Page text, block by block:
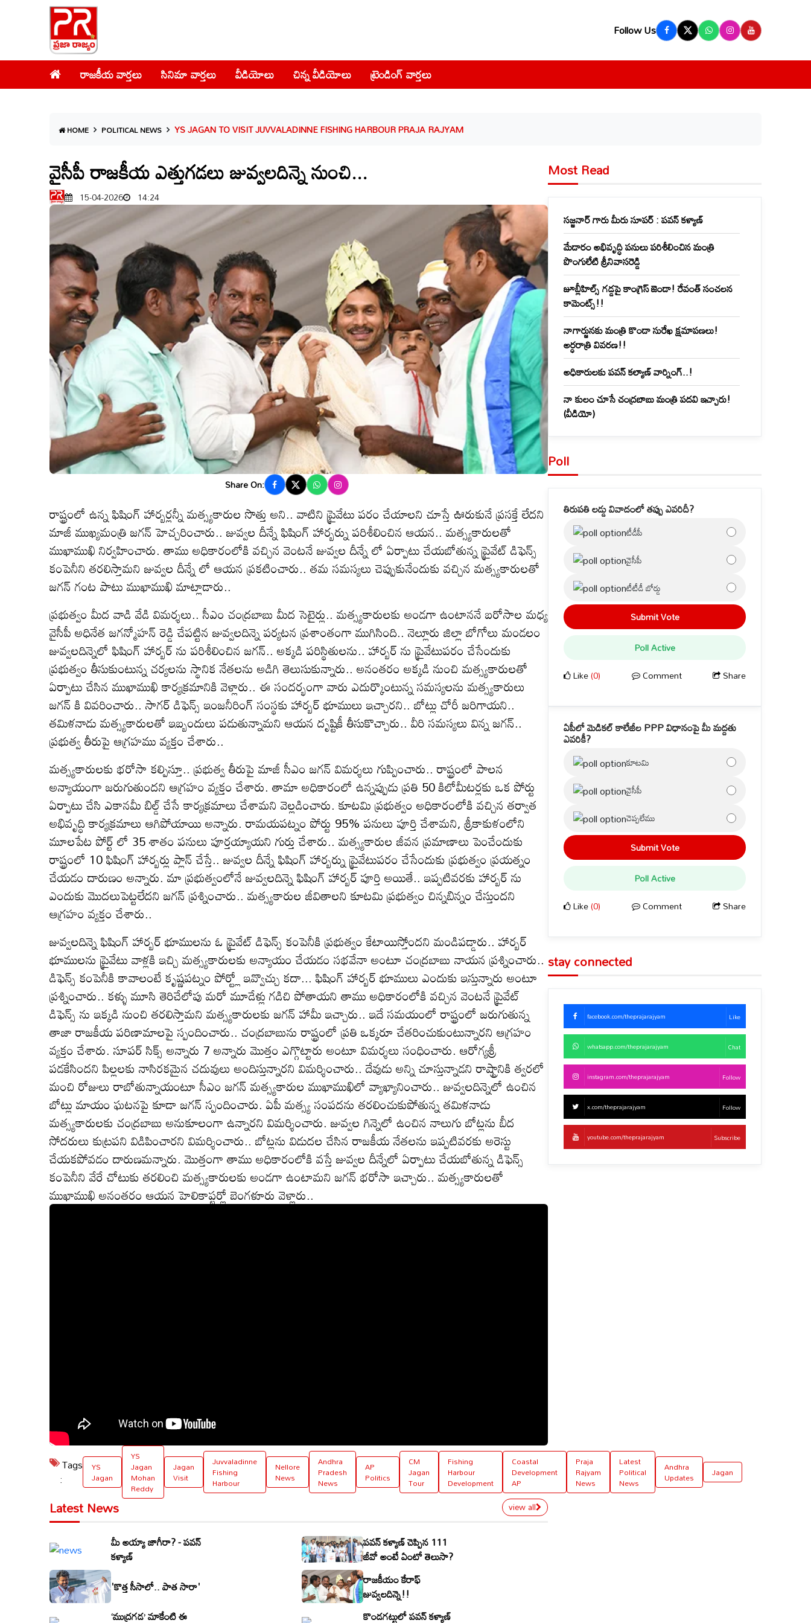
Follow Us
రాజకీయ వార్తలు సినిమా వార్తలు వీడియోలు చిన్న వీడియోలు ట్రెండింగ్ వార్తలు
HOME POLITICAL NEWS YS JAGAN TO VISIT JUVVALADINNE FISHING HARBOUR PRAJA RAJYAM
వైసీపీ రాజకీయ ఎత్తుగడలు జువ్వలదిన్నె నుంచి...
15-04-2026 14:24
Share On:
రాష్ట్రంలో ఉన్న ఫిషింగ్ హార్బర్లన్నీ మత్స్యకారుల సొత్తు అని.. వాటిని ప్రైవేటు పరం చేయాలని చూస్తే ఊరుకునే ప్రసక్తే లేదని
మాజీ ముఖ్యమంత్రి జగన్ హెచ్చరించారు.. జువ్వల దీన్నే ఫిషింగ్ హార్బర్ను పరిశీలించిన ఆయన.. మత్స్యకారులతో
ముఖాముఖి నిర్వహించారు. తాము అధికారంలోకి వచ్చిన వెంటనే జువ్వల దీన్నే లో ఏర్పాటు చేయబోతున్న ప్రైవేట్ డిఫెన్స్
కంపెనీని తరలిస్తామని జువ్వల దీన్నే లో ఆయన ప్రకటించారు.. తమ సమస్యలు చెప్పుకునేందుకు వచ్చిన మత్స్యకారులతో
జగన్ గంట పాటు ముఖాముఖి మాట్లాడారు..
ప్రభుత్వం మీద వాడి వేడి విమర్శలు.. సీఎం చంద్రబాబు మీద సెటైర్లు.. మత్స్యకారులకు అండగా ఉంటాననే బరోసాల మధ్య
వైసీపీ అధినేత జగన్మోహన్ రెడ్డి చేపట్టిన జువ్వలదిన్నె పర్యటన ప్రశాంతంగా ముగిసింది.. నెల్లూరు జిల్లా బోగోలు మండలం
జువ్వలదిన్నెలో ఫిషింగ్ హార్బర్ ను పరిశీలించిన జగన్.. అక్కడి పరిస్థితులను.. హార్బర్ ను ప్రైవేటుపరం చేసేందుకు
ప్రభుత్వం తీసుకుంటున్న చర్యలను స్థానిక నేతలను అడిగి తెలుసుకున్నారు.. అనంతరం అక్కడి నుంచి మత్స్యకారులతో
ఏర్పాటు చేసిన ముఖాముఖి కార్యక్రమానికి వెళ్లారు.. ఈ సందర్భంగా వారు ఎదుర్కొంటున్న సమస్యలను మత్స్యకారులు
జగన్ కి వివరించారు.. సాగర్ డిఫెన్స్ ఇంజనీరింగ్ సంస్థకు హార్బర్ భూములు ఇచ్చారని.. బోట్లు చోరీ జరిగాయని..
తమిళనాడు మత్స్యకారులతో ఇబ్బందులు పడుతున్నామని ఆయన దృష్టికీ తీసుకొచ్చారు.. వీరి సమస్యలు విన్న జగన్..
ప్రభుత్వ తీరుపై ఆగ్రహము వ్యక్తం చేశారు..
మత్స్యకారులకు భరోసా కల్పిస్తూ.. ప్రభుత్వ తీరుపై మాజీ సీఎం జగన్ విమర్శలు గుప్పించారు.. రాష్ట్రంలో పాలన
అన్యాయంగా జరుగుతుందని ఆగ్రహం వ్యక్తం చేశారు. తామా అధికారంలో ఉన్నప్పుడు ప్రతి 50 కిలోమీటర్లకు ఒక పోర్టు
ఏర్పాటు చేసి ఎకానమీ బిల్డ్ చేసే కార్యక్రమాలు చేశామని వెల్లడించారు. కూటమి ప్రభుత్వం అధికారంలోకి వచ్చిన తర్వాత
అభివృద్ధి కార్యక్రమాలు ఆగిపోయాయి అన్నారు. రామయపట్నం పోర్టు 95% పనులు పూర్తి చేశామని, శ్రీకాకుళంలోని
మూలపేట పోర్ట్ లో 35 శాతం పనులు పూర్తయ్యాయని గుర్తు చేశారు.. మత్స్యకారుల జీవన ప్రమాణాలు పెంచేందుకు
రాష్ట్రంలో 10 ఫిషింగ్ హార్బర్లు ప్లాన్ చేస్తే.. జువ్వల దీన్నే ఫిషింగ్ హార్బర్ను ప్రైవేటుపరం చేసేందుకు ప్రభుత్వం ప్రయత్నం
చేయడం దారుణం అన్నారు. మా ప్రభుత్వంలోనే జువ్వలదిన్నె ఫిషింగ్ హార్బర్ పూర్తి అయితే.. ఇప్పటివరకు హార్బర్ ను
ఎందుకు మొదలుపెట్టలేదని జగన్ ప్రశ్నించారు.. మత్స్యకారుల జీవితాలని కూటమి ప్రభుత్వం చిన్నబిన్నం చేస్తుందని
ఆగ్రహం వ్యక్తం చేశారు..
జువ్వలదిన్నె ఫిషింగ్ హార్బర్ భూములను ఓ ప్రైవేట్ డిఫెన్స్ కంపెనీకి ప్రభుత్వం కేటాయిస్తోందని మండిపడ్డారు.. హార్బర్
భూములను ప్రైవేటు వాళ్లకి ఇచ్చి మత్స్యకారులకు అన్యాయం చేయడం సభవేనా అంటూ చంద్రబాబు నాయన ప్రశ్నించారు..
డిఫెన్స్ కంపెనీకి కావాలంటే కృష్ణపట్నం పోర్ట్లో ఇవ్వొచ్చు కదా... ఫిషింగ్ హార్బర్ భూములు ఎందుకు ఇస్తున్నారు అంటూ
ప్రశ్నించారు.. కళ్ళు మూసి తెరిచేలోపు మరో మూడేళ్లు గడిచి పోతాయని తాము అధికారంలోకి వచ్చిన వెంటనే ప్రైవేట్
డిఫెన్స్ ను ఇక్కడి నుంచి తరలిస్తామని మత్స్యకారులకు జగన్ హామీ ఇచ్చారు.. ఇదే సమయంలో రాష్ట్రంలో జరుగుతున్న
తాజా రాజకీయ పరిణామాలపై స్పందించారు.. చంద్రబాబును రాష్ట్రంలో ప్రతి ఒక్కరూ చేతరించుకుంటున్నారని ఆగ్రహం
వ్యక్తం చేశారు. సూపర్ సిక్స్ అన్నారు 7 అన్నారు మొత్తం ఎగ్గొట్టారు అంటూ విమర్శలు సంధించారు. ఆరోగ్యశ్రీ
పడకేసిందని పిల్లలకు నాసిరకమైన చదువులు అందిస్తున్నారని విమర్శించారు.. దేవుడు అన్ని చూస్తున్నాడని రాష్ట్రానికి త్వరలో
మంచి రోజులు రాబోతున్నాయంటూ సీఎం జగన్ మత్స్యకారుల ముఖాముఖిలో వ్యాఖ్యానించారు.. జువ్వలదిన్నెలో ఉంచిన
బోట్లు మాయం ఘటనపై కూడా జగన్ స్పందించారు. ఏపీ మత్స్య సంపదను తరలించుకుపోతున్న తమిళనాడు
మత్స్యకారులకు చంద్రబాబు అనుకూలంగా ఉన్నారని విమర్శించారు. జువ్వల గిన్నెలో ఉంచిన నాలుగు బోట్లను బీద
సోదరులు కుట్రపని విడిపించారని విమర్శించారు.. బోట్లను విడుదల చేసిన రాజకీయ నేతలను ఇప్పటివరకు అరెస్టు
చేయకపోవడం దారుణమన్నారు. మొత్తంగా తాము అధికారంలోకి వస్తే జువ్వల దీన్నేలో ఏర్పాటు చేయబోతున్న డిఫెన్స్
కంపెనీని వేరే చోటుకు తరలించి మత్స్యకారులకు అండగా ఉంటామని జగన్ భరోసా ఇచ్చారు.. మత్స్యకారులతో
ముఖాముఖి అనంతరం ఆయన హెలికాప్టర్లో బెంగళూరు వెళ్లారు..
Tags
:
YS
Jagan
YS
Jagan
Mohan
Reddy
Jagan
Visit
Juvvaladinne
Fishing
Harbour
Nellore
News
Andhra
Pradesh
News
AP
Politics
CM
Jagan
Tour
Fishing
Harbour
Development
Coastal
Development
AP
Praja
Rajyam
News
Latest
Political
News
Andhra
Updates Jagan
Latest News view all
మీ అయ్యా జాగీరా? - పవన్
కళ్యాణ్
పవన్ కళ్యాణ్ చెప్పిన 111
జీవో అంటే ఏంటో తెలుసా?
'కొత్త సీసాలో.. పాత సారా'
రాజకీయం కేరాఫ్
జువ్వలదిన్నె!!
‘ముద్రగడ’ మాకేంటి ఈ
కొండగట్టులో పవన్ కళ్యాణ్
Most Read
సజ్జనార్ గారు మీరు సూపర్ : పవన్ కళ్యాణ్
మేడారం అభివృద్ధి పనులు పరిశీలించిన మంత్రి
పొంగులేటి శ్రీనివాసరెడ్డి
జూబ్లీహిల్స్‌ గడ్డపై కాంగ్రెస్ జెండా! రేవంత్ సంచలన
కామెంట్స్!!
నాగార్జునకు మంత్రి కొండా సురేఖ క్షమాపణలు!
అర్ధరాత్రి వివరణ!!
అధికారులకు పవన్ కల్యాణ్ వార్నింగ్..!
నా కులం చూసే చంద్రబాబు మంత్రి పదవి ఇచ్చారు!
(వీడియో)
Poll
తిరుపతి లడ్డు వివాదంలో తప్పు ఎవరిదీ?
టీడీపీ
వైసీపీ
టీటీడీ బోర్డు
Submit Vote
Poll Active
Like(0) Comment Share
ఏపీలో మెడికల్ కాలేజీల PPP విధానంపై మీ మద్దతు
ఎవరికీ?
కూటమి
వైసీపీ
చెప్పలేము
Submit Vote
Poll Active
Like(0) Comment Share
stay connected
facebook.com/theprajarajyam Like
whatsapp.com/theprajarajyam Chat
instagram.com/theprajarajyam Follow
x.com/theprajarajyam Follow
youtube.com/theprajarajyam Subscribe